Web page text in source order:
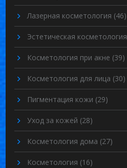
Лазерная косметология (46)
Эстетическая косметология
Косметология при акне (39)
Косметология для лица (30)
Пигментация кожи (29)
Уход за кожей (28)
Косметология дома (27)
Косметология (16)